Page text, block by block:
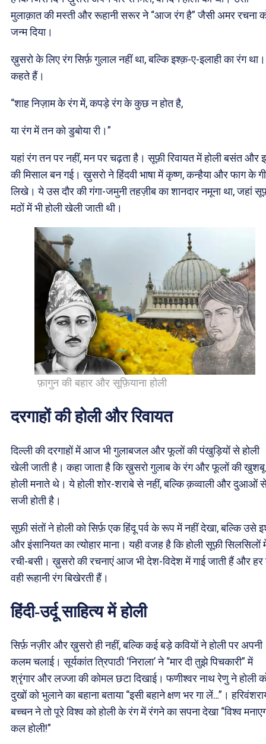
मुलाक़ात की मस्ती और रूहानी सरूर ने “आज रंग है” जैसी अमर रचना
जन्म दिया।
ख़ुसरो के लिए रंग सिर्फ़ गुलाल नहीं था, बल्कि इश्क़-ए-इलाही का रंग
कहते हैं।
“शाह निज़ाम के रंग में, कपड़े रंग के कुछ न होत है,
या रंग में तन को डुबोया री।”
यहां रंग तन पर नहीं, मन पर चढ़ता है। सूफ़ी रिवायत में होली बसंत और
की मिसाल बन गई। ख़ुसरो ने हिंदवी भाषा में कृष्ण, कन्हैया और फाग के
लिखे। ये उस दौर की गंगा-जमुनी तहज़ीब का शानदार नमूना था, जहां
मठों में भी होली खेली जाती थी।
फ़ागुन की बहार और सूफ़ियाना होली
दरगाहों की होली और रिवायत
दिल्ली की दरगाहों में आज भी गुलाबजल और फूलों की पंखुड़ियों से होली
खेली जाती है। कहा जाता है कि ख़ुसरो गुलाब के रंग और फूलों की
होली मनाते थे। ये होली शोर-शराबे से नहीं, बल्कि क़व्वाली और दुआओं
सजी होती है।
सूफ़ी संतों ने होली को सिर्फ़ एक हिंदू पर्व के रूप में नहीं देखा, बल्कि उसे
और इंसानियत का त्योहार माना। यही वजह है कि होली सूफ़ी सिलसिलों
रची-बसी। ख़ुसरो की रचनाएं आज भी देश-विदेश में गाई जाती हैं और हर
वही रूहानी रंग बिखेरती हैं।
हिंदी-उर्दू साहित्य में होली
सिर्फ़ नज़ीर और ख़ुसरो ही नहीं, बल्कि कई बड़े कवियों ने होली पर अपनी
कलम चलाई। सूर्यकांत त्रिपाठी ‘निराला’ ने “मार दी तुझे पिचकारी” में
श्रृंगार और लज्जा की कोमल छटा दिखाई। फणीश्वर नाथ रेणु ने होली
दुखों को भुलाने का बहाना बताया “इसी बहाने क्षण भर गा लें…”।
बच्चन ने तो पूरे विश्व को होली के रंग में रंगने का सपना देखा “विश्व
कल होली!”